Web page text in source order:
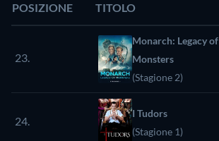
POSIZIONE TITOLO
23.
Monarch: Legacy of
Monsters
(Stagione 2)
24.
I Tudors
(Stagione 1)